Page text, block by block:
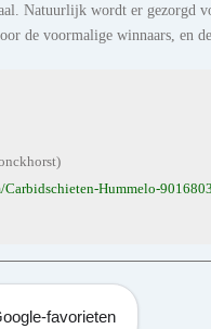
Natuurlijk wordt er gezorgd
de voormalige winnaars, en
Carbidschieten-Hummelo-
favorieten